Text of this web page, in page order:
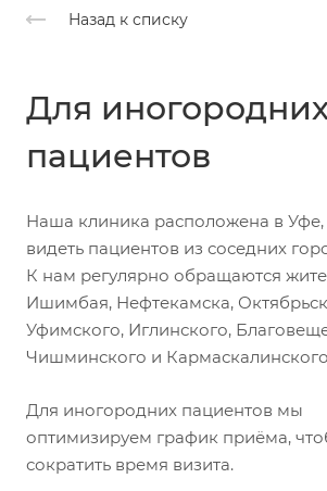
Назад к списку
Для
пациентов
Наша клиника расположена в
видеть пациентов из соседних
К нам регулярно обращаются
Ишимбая, Нефтекамска,
Уфимского, Иглинского,
Чишминского и
Для иногородних пациентов мы
оптимизируем график приёма,
сократить время визита.